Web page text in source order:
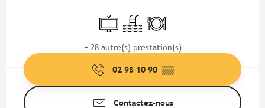
TélévisionPiscineRestaurant
+ 28 autre(s) prestation(s)
02 98 10 90 ▒▒
Contactez-nous